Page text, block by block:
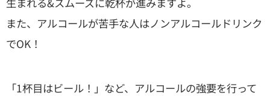
また、アルコールが苦手な人はノンアルコールドリンク
でOK！
「1杯目はビール！」など、アルコールの強要を行って